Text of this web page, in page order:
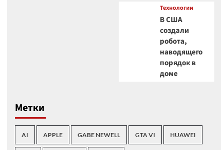
Технологии
В США
создали
робота,
наводящего
порядок в
доме
Метки
AI APPLE GABE NEWELL GTA VI HUAWEI